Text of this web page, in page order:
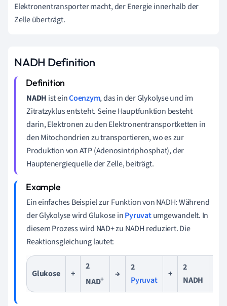
Elektronentransporter macht, der Energie innerhalb der
Zelle überträgt.
NADH Definition
NADH ist einCoenzym, das in der Glykolyse und im
Zitratzyklus entsteht. Seine Hauptfunktion besteht
darin, Elektronen zu den Elektronentransportketten in
den Mitochondrien zu transportieren, wo es zur
Produktion von ATP (Adenosintriphosphat), der
Hauptenergiequelle der Zelle, beiträgt.
Ein einfaches Beispiel zur Funktion von NADH: Während
der Glykolyse wird Glukose inPyruvatumgewandelt. In
diesem Prozess wird NAD+ zu NADH reduziert. Die
Reaktionsgleichung lautet:
Glukose +
2
NAD+ →
2
Pyruvat
+
2
NADH